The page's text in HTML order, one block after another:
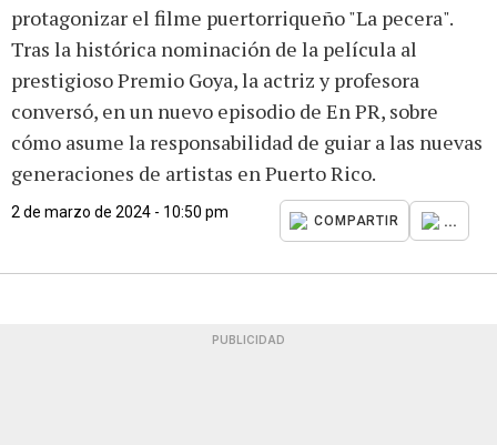
protagonizar el filme puertorriqueño "La pecera".
Tras la histórica nominación de la película al
prestigioso Premio Goya, la actriz y profesora
conversó, en un nuevo episodio de En PR, sobre
cómo asume la responsabilidad de guiar a las nuevas
generaciones de artistas en Puerto Rico.
2 de marzo de 2024 - 10:50 pm
COMPARTIR ...
PUBLICIDAD